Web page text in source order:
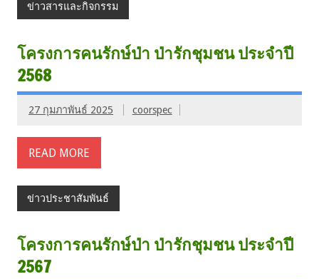
ข่าวสารและกิจกรรม
โครงการคนรักษ์ป่า ป่ารักชุมชน ประจำปี
2568
27 กุมภาพันธ์ 2025 coorspec
READ MORE
ข่าวประชาสัมพันธ์
โครงการคนรักษ์ป่า ป่ารักชุมชน ประจำปี
2567